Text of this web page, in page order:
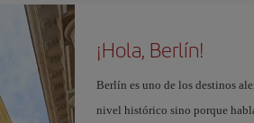
¡Hola, Berlín!
Berlín es uno de los destinos
nivel histórico sino porque